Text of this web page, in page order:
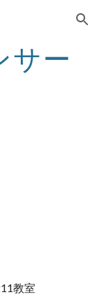
Skip to navigation
サー
教室